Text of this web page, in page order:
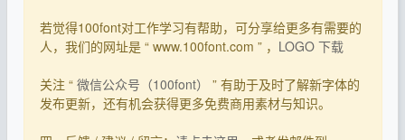
若觉得100font对工作学习有帮助，可分享给更多有需要的
人，我们的网址是 “ www.100font.com ” ， LOGO 下载
关注 “ 微信公众号（100font）
” 有助于及时了解新字体的
发布更新，还有机会获得更多免费商用素材与知识。